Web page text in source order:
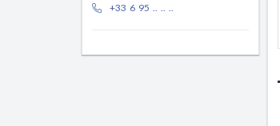
+33 6 95 .. .. ..